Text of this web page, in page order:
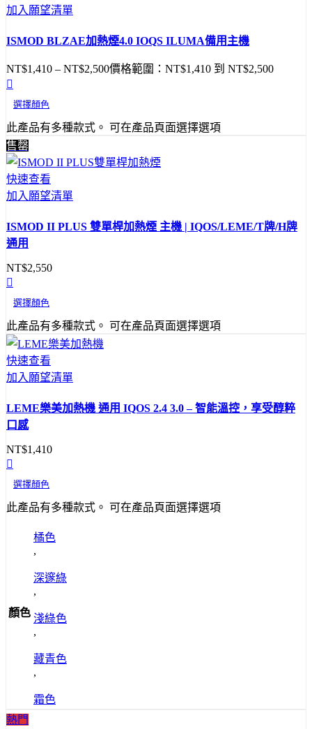
加入願望清單
ISMOD BLZAE加熱煙4.0 IOQS ILUMA備用主機
NT$1,410 – NT$2,500價格範圍：NT$1,410 到 NT$2,500
選擇顏色
此產品有多種款式。 可在產品頁面選擇選項
售罄
快速查看
加入願望清單
ISMOD II PLUS 雙單桿加熱煙 主機 | IQOS/LEME/T牌/H牌
通用
NT$2,550
選擇顏色
此產品有多種款式。 可在產品頁面選擇選項
快速查看
加入願望清單
LEME樂美加熱機 通用 IQOS 2.4 3.0 – 智能溫控，享受醇粹
口感
NT$1,410
選擇顏色
此產品有多種款式。 可在產品頁面選擇選項
顏色
橘色
,
深邃綠
,
淺綠色
,
藏青色
,
霜色
熱門